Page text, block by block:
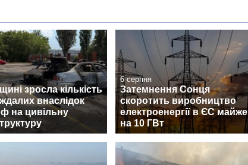
зросла кількість
внаслідок
на цивільну
6 серпня
Затемнення Сонця
скоротить виробництво
електроенергії в ЄС майже
на 10 ГВт